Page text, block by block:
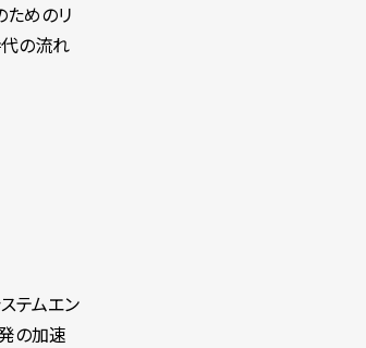
めのリ
代の流れ
テムエン
の加速